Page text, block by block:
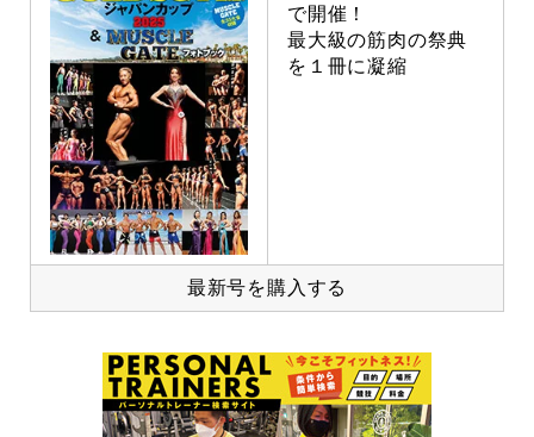
で開催！
最大級の筋肉の祭典
を１冊に凝縮
最新号を購入する